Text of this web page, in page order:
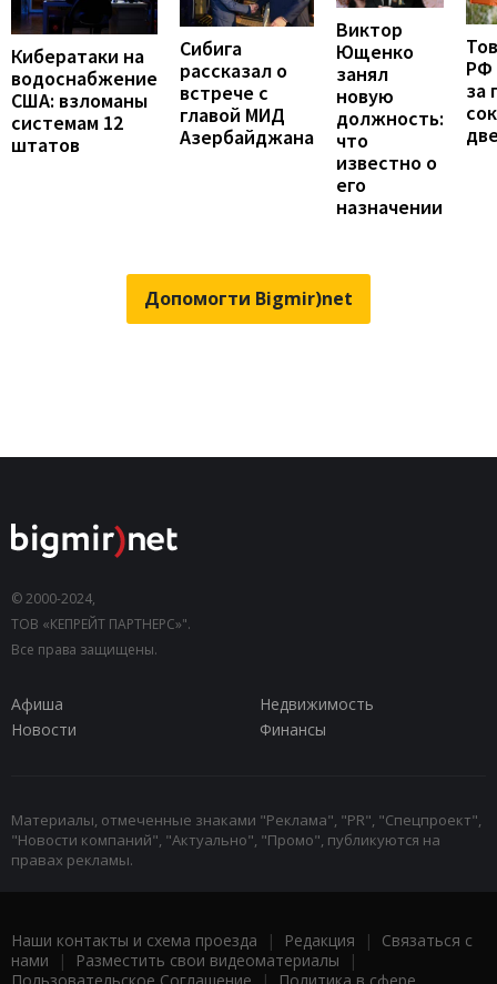
Кибератаки на
водоснабжение
США: взломаны
системам 12
штатов
Сибига
рассказал о
встрече с
главой МИД
Азербайджана
Виктор
Ющенко
занял
новую
должность:
что
известно о
его
назначении
РФ
за
Допомогти Bigmir)net
© 2000-2024,
ТОВ «КЕПРЕЙТ ПАРТНЕРС»".
Все права защищены.
Афиша
Недвижимость
Новости
Финансы
Материалы, отмеченные знаками "Реклама", "PR", "Спецпроект",
"Новости компаний", "Актуально", "Промо", публикуются на
правах рекламы.
Наши контакты и схема проезда | Редакция | Связаться с
нами | Разместить свои видеоматериалы |